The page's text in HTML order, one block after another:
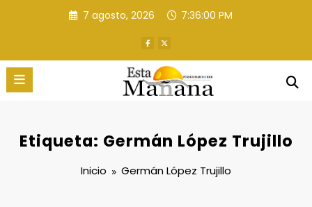
7 agosto, 2026 7:36:00 PM
Etiqueta: Germán López Trujillo
Inicio Germán López Trujillo